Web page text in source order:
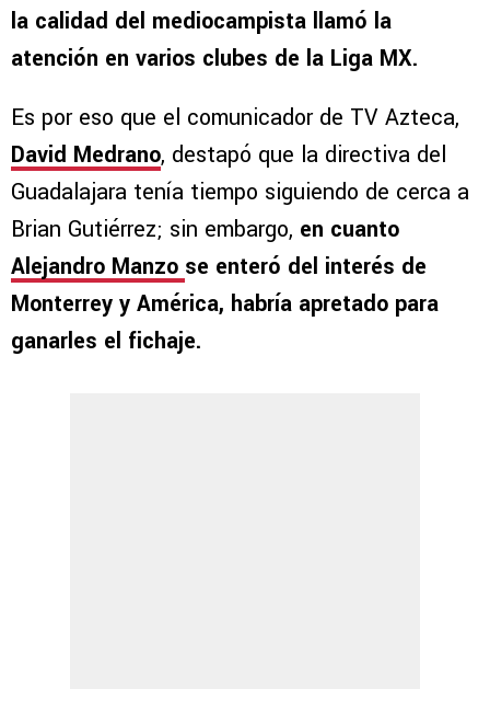
la calidad del mediocampista llamó la
atención en varios clubes de la Liga MX.
Es por eso que el comunicador de TV Azteca,
David Medrano, destapó que la directiva del
Guadalajara tenía tiempo siguiendo de cerca a
Brian Gutiérrez; sin embargo, en cuanto
Alejandro Manzo se enteró del interés de
Monterrey y América, habría apretado para
ganarles el fichaje.